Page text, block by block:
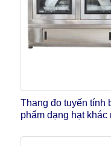
Thang đo tuyến tính
phẩm dạng hạt khác